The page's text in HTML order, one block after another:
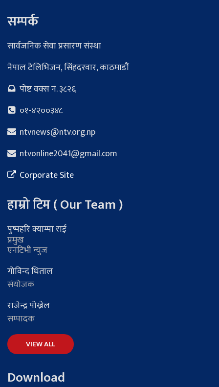
सम्पर्क
सार्वजनिक सेवा प्रसारण संस्था
नेपाल टेलिभिजन, सिंहदरवार, काठमाडौं
पोष्ट वक्स नं. ३८२६
०१-४२००३४८
ntvnews@ntv.org.np
ntvonline2041@gmail.com
Corporate Site
हाम्रो टिम ( Our Team )
पुष्पहरि क्याम्पा राई
प्रमुख
एनटिभी न्युज
गोविन्द धिताल
संयोजक
राजेन्द्र पोख्रेल
सम्पादक
VIEW ALL
Download